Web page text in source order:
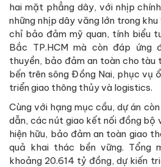
hai mặt phẳng dây, với nhịp
những nhịp dây văng lớn trong
chỉ bảo đảm mỹ quan, tính biểu
Bắc TP.HCM mà còn đáp ứng
thuyền, bảo đảm an toàn cho tàu
bến trên sông Đồng Nai, phục vụ
triển giao thông thủy và logistics.
Cùng với hạng mục cầu, dự án
dẫn, các nút giao kết nối đồng bộ
hiện hữu, bảo đảm an toàn giao
quả khai thác bền vững. Tổng
khoảng 20.614 tỷ đồng, dự kiến